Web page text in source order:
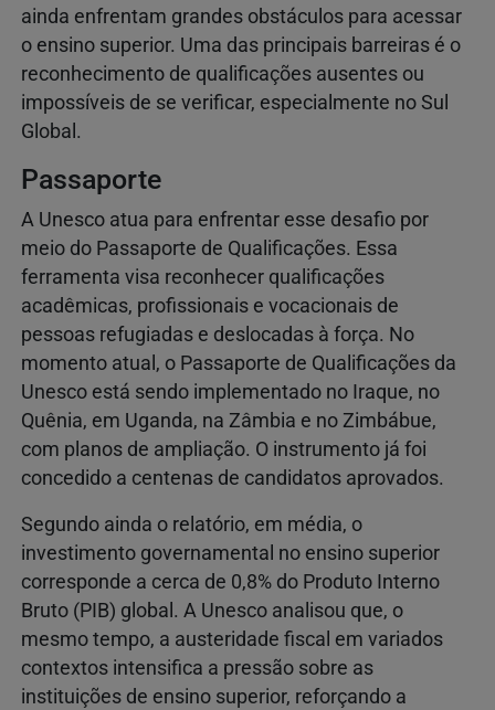
ainda enfrentam grandes obstáculos para acessar
o ensino superior. Uma das principais barreiras é o
reconhecimento de qualificações ausentes ou
impossíveis de se verificar, especialmente no Sul
Global.
Passaporte
A Unesco atua para enfrentar esse desafio por
meio do Passaporte de Qualificações. Essa
ferramenta visa reconhecer qualificações
acadêmicas, profissionais e vocacionais de
pessoas refugiadas e deslocadas à força. No
momento atual, o Passaporte de Qualificações da
Unesco está sendo implementado no Iraque, no
Quênia, em Uganda, na Zâmbia e no Zimbábue,
com planos de ampliação. O instrumento já foi
concedido a centenas de candidatos aprovados.
Segundo ainda o relatório, em média, o
investimento governamental no ensino superior
corresponde a cerca de 0,8% do Produto Interno
Bruto (PIB) global. A Unesco analisou que, o
mesmo tempo, a austeridade fiscal em variados
contextos intensifica a pressão sobre as
instituições de ensino superior, reforçando a